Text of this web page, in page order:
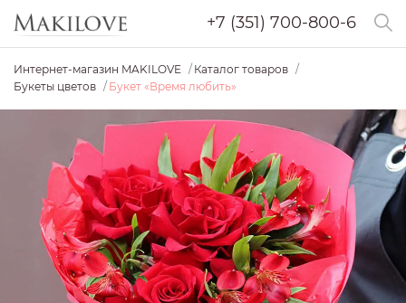
+7 (351) 700-800-6
Интернет-магазин MAKILOVE
Каталог товаров
Букеты цветов
Букет «Время любить»